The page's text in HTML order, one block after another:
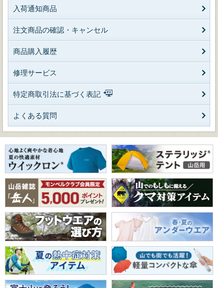
入荷通知商品
注文商品の確認・キャンセル
商品購入履歴
修理サービス
特定商取引法に基づく表記
よくある質問